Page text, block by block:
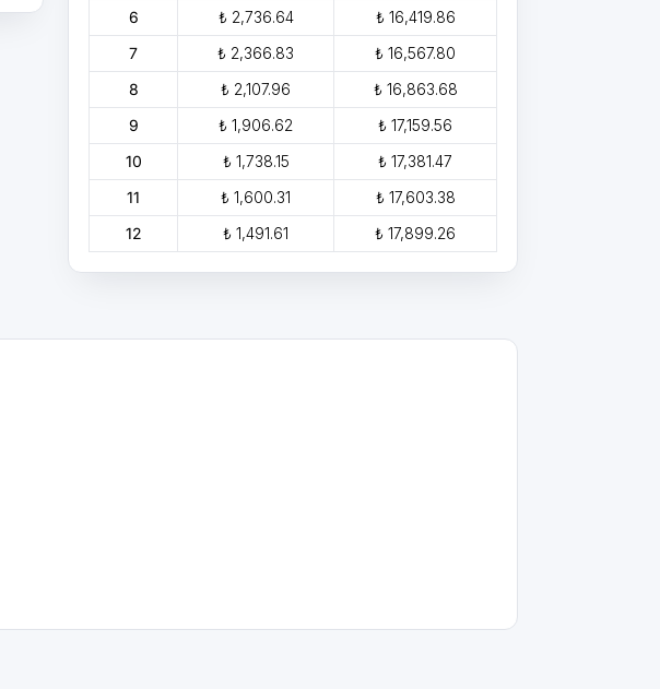
6
₺ 2,736.64
₺ 16,419.86
7
₺ 2,366.83
₺ 16,567.80
8
₺ 2,107.96
₺ 16,863.68
9
₺ 1,906.62
₺ 17,159.56
10
₺ 1,738.15
₺ 17,381.47
11
₺ 1,600.31
₺ 17,603.38
12
₺ 1,491.61 ₺ 17,899.26